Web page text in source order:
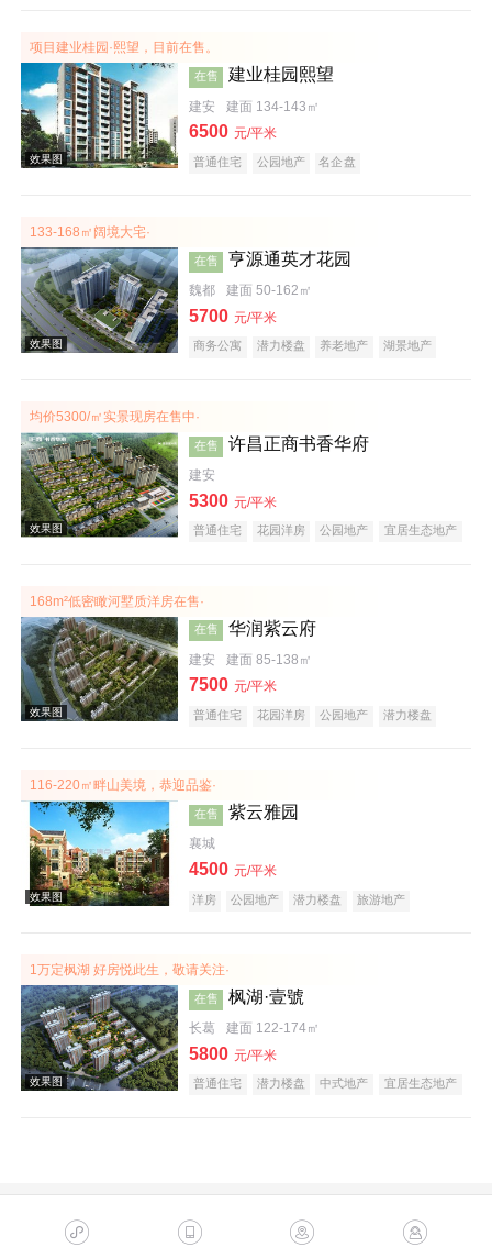
效果图
效果图
效果图
效果图
项目建业桂园·熙望，目前在售。
在售 建业桂园熙望
建安 建面 134-143㎡
6500 元/平米
普通住宅 公园地产 名企盘
133-168㎡阔境大宅·
在售 亨源通英才花园
魏都 建面 50-162㎡
5700 元/平米
商务公寓 潜力楼盘 养老地产
湖景地产
均价5300/㎡实景现房在售中·
在售 许昌正商书香华府
建安
5300 元/平米
普通住宅 花园洋房 公园地产
宜居生态地产
168m²低密瞰河墅质洋房在售·
在售 华润紫云府
建安 建面 85-138㎡
7500 元/平米
普通住宅 花园洋房 公园地产
潜力楼盘
116-220㎡畔山美境，恭迎品鉴·
在售 紫云雅园
襄城
4500 元/平米
洋房 公园地产 潜力楼盘
旅游地产
1万定枫湖 好房悦此生，敬请关注·
在售 枫湖·壹號
长葛 建面 122-174㎡
5800 元/平米
普通住宅 潜力楼盘 中式地产 宜居生态地产